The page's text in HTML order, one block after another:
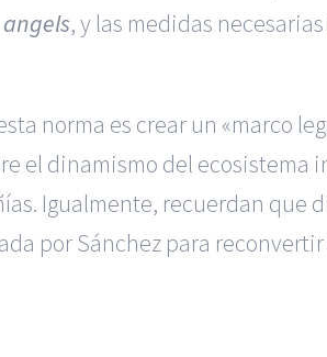
, y las medidas
norma es crear un «marco
dinamismo del ecosistema
Igualmente, recuerdan que
por Sánchez para